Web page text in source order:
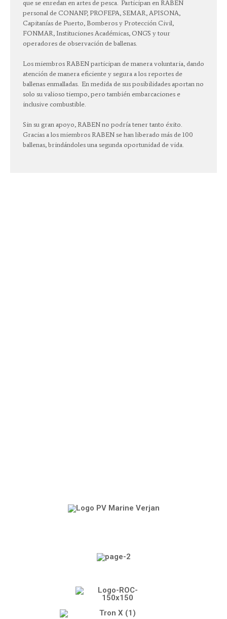
que se enredan en artes de pesca. Participan en RABEN
personal de CONANP, PROFEPA, SEMAR, APISONA,
Capitanías de Puerto, Bomberos y Protección Civil,
FONMAR, Instituciones Académicas, ONG´S y tour
operadores de observación de ballenas.
Los miembros RABEN participan de manera voluntaria, dando
atención de manera eficiente y segura a los reportes de
ballenas enmalladas. En medida de sus posibilidades aportan no
solo su valioso tiempo, pero también embarcaciones e
inclusive combustible.
Sin su gran apoyo, RABEN no podría tener tanto éxito.
Gracias a los miembros RABEN se han liberado más de 100
ballenas, brindándoles una segunda oportunidad de vida.